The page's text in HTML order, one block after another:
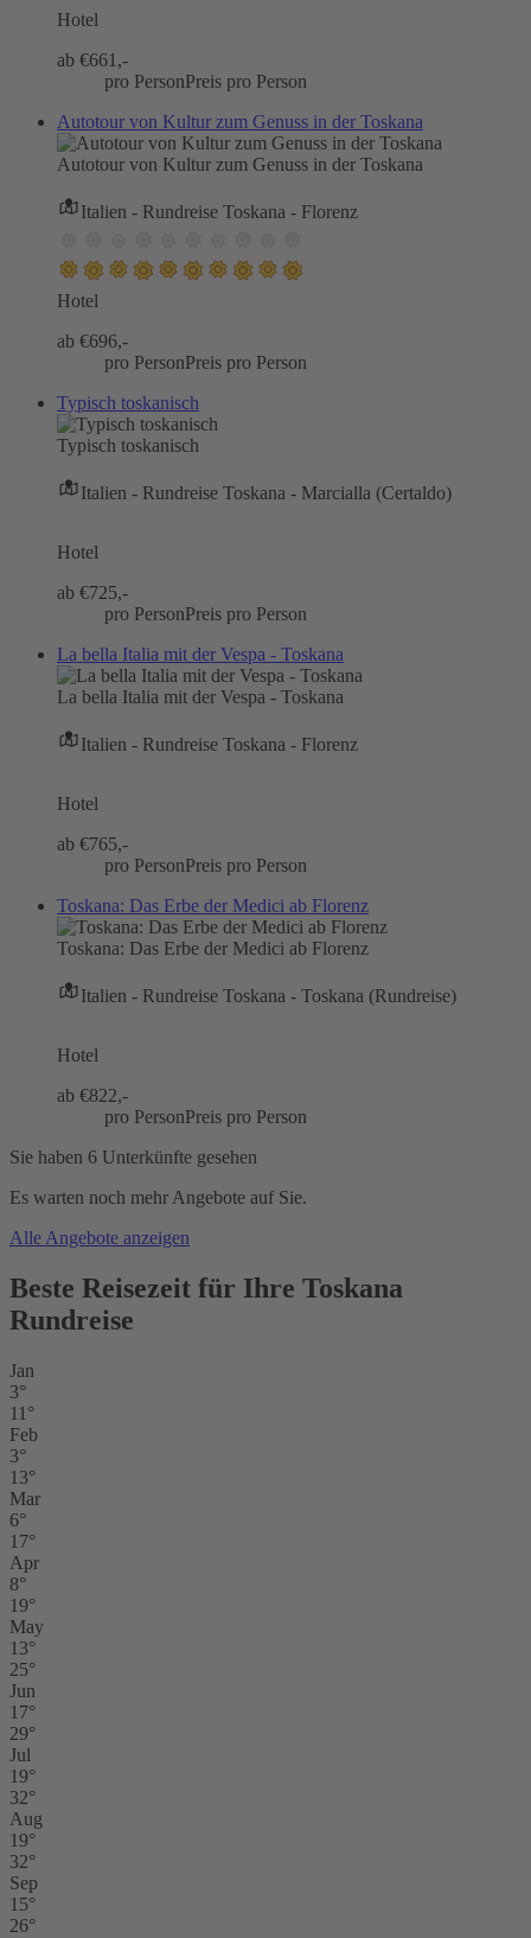
Hotel
ab €661,-
pro PersonPreis pro Person
Autotour von Kultur zum Genuss in der Toskana
Autotour von Kultur zum Genuss in der Toskana
Italien - Rundreise Toskana - Florenz
Hotel
ab €696,-
pro PersonPreis pro Person
Typisch toskanisch
Typisch toskanisch
Italien - Rundreise Toskana - Marcialla (Certaldo)
Hotel
ab €725,-
pro PersonPreis pro Person
La bella Italia mit der Vespa - Toskana
La bella Italia mit der Vespa - Toskana
Italien - Rundreise Toskana - Florenz
Hotel
ab €765,-
pro PersonPreis pro Person
Toskana: Das Erbe der Medici ab Florenz
Toskana: Das Erbe der Medici ab Florenz
Italien - Rundreise Toskana - Toskana (Rundreise)
Hotel
ab €822,-
pro PersonPreis pro Person
Sie haben 6 Unterkünfte gesehen
Es warten noch mehr Angebote auf Sie.
Alle Angebote anzeigen
Beste Reisezeit für Ihre Toskana
Rundreise
Jan
3°
11°
Feb
3°
13°
Mar
6°
17°
Apr
8°
19°
May
13°
25°
Jun
17°
29°
Jul
19°
32°
Aug
19°
32°
Sep
15°
26°